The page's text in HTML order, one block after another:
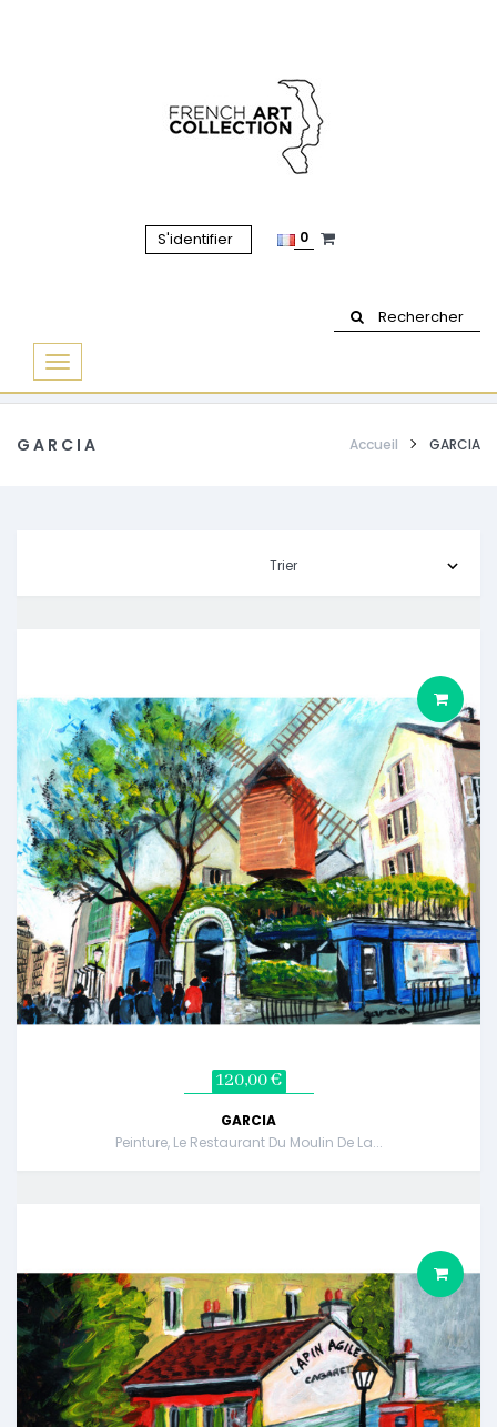
S'identifier 0
Rechercher
Basculer
la
GARCIA Accueil GARCIA
120,00 €
GARCIA
Peinture, Le Restaurant Du Moulin De La...